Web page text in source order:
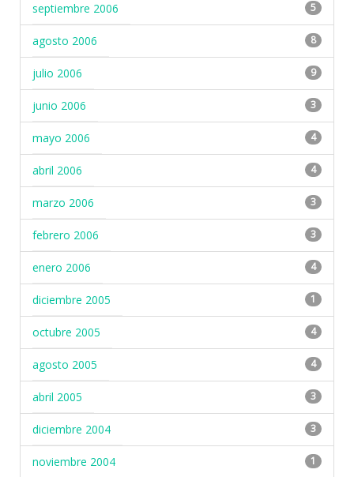
septiembre 2006 5
agosto 2006 8
julio 2006 9
junio 2006 3
mayo 2006 4
abril 2006 4
marzo 2006 3
febrero 2006 3
enero 2006 4
diciembre 2005 1
octubre 2005 4
agosto 2005 4
abril 2005 3
diciembre 2004 3
noviembre 2004 1